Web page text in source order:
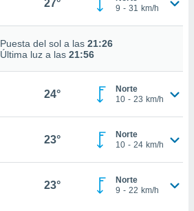
27°
9 - 31 km/h
Puesta del sol a las 21:26
Última luz a las 21:56
24°
Norte
10 - 23 km/h
23°
Norte
10 - 24 km/h
23°
Norte
9 - 22 km/h